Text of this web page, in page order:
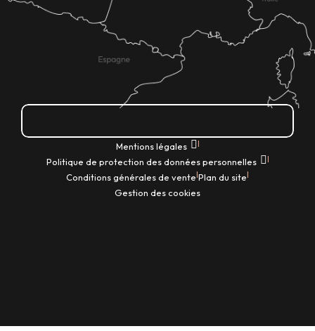
Mentions légales |
Politique de protection des données personnelles |
Conditions générales de vente|Plan du site|
Gestion des cookies